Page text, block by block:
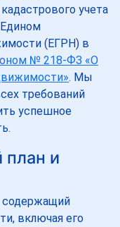
учета
(ЕГРН) в
№ 218-ФЗ «О
. Мы
требований
успешное
план и
содержащий
включая его